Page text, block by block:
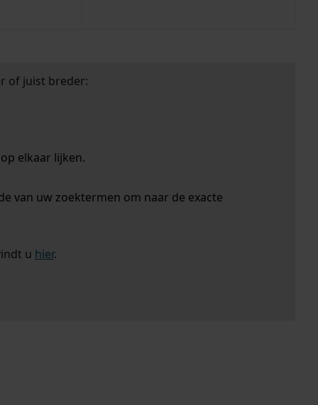
of juist breder:
elkaar lijken.
van uw zoektermen om naar de exacte
u hier.